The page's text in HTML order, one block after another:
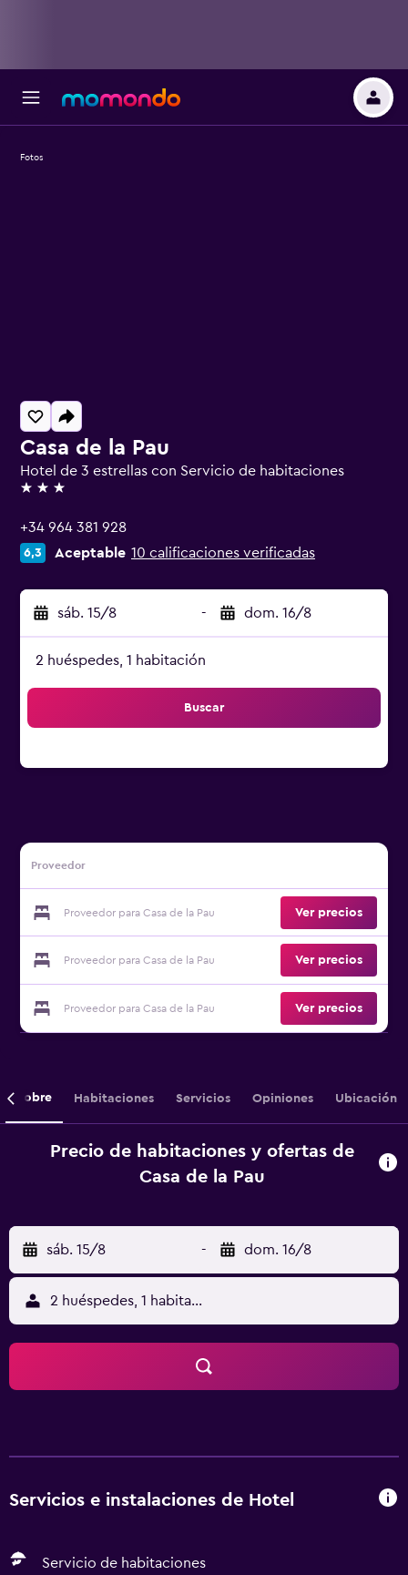
Casa de la Pau
Hotel de 3 estrellas con Servicio de habitaciones
3 estrellas
+34 964 381 928
6,3 Aceptable 10 calificaciones verificadas
sáb. 15/8 - dom. 16/8
2 huéspedes, 1 habitación
Buscar
Proveedor
Proveedor para Casa de la Pau Ver precios
Proveedor para Casa de la Pau Ver precios
Proveedor para Casa de la Pau Ver precios
Fotos
Sobre Habitaciones Servicios Opiniones Ubicación
Precio de habitaciones y ofertas de
Casa de la Pau
sáb. 15/8 - dom. 16/8
2 huéspedes, 1 habitación
Servicios e instalaciones de Hotel
Servicio de habitaciones